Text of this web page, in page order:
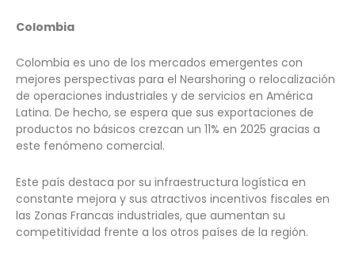
Colombia
Colombia es uno de los mercados emergentes con
mejores perspectivas para el Nearshoring o relocalización
de operaciones industriales y de servicios en América
Latina. De hecho, se espera que sus exportaciones de
productos no básicos crezcan un 11% en 2025 gracias a
este fenómeno comercial.
Este país destaca por su infraestructura logística en
constante mejora y sus atractivos incentivos fiscales en
las Zonas Francas industriales, que aumentan su
competitividad frente a los otros países de la región.